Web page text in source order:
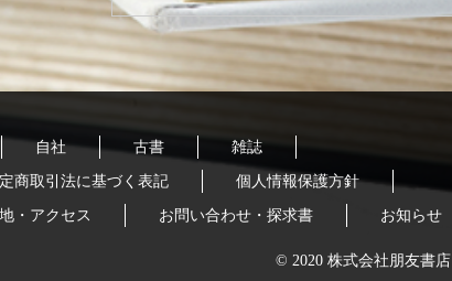
自社 古書 雑誌
商取引法に基づく表記 個人情報保護方針
・アクセス お問い合わせ・探求書 お知らせ
© 2020 株式会社朋友書店